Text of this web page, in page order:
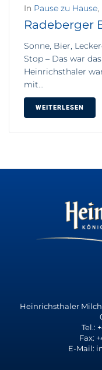
In Pause zu Hause,
Radeberger
Sonne, Bier,
Stop – Das war
Heinrichsthaler
mit...
WEITERLESEN
Heinrichsthaler
Tel.:
Fax:
E-Mail: